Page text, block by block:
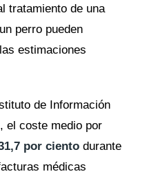
tratamiento de una
perro pueden
estimaciones
de Información
el coste medio por
por cientodurante
médicas